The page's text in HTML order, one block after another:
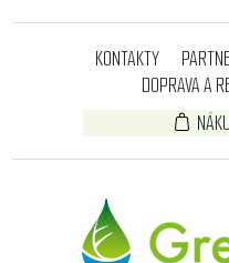
KONTAKTY
DOPRAVA A